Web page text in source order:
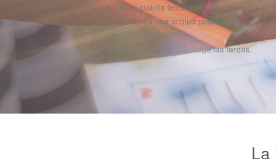
Limite cuánta televisión ve su hijo.
Mantenga una actitud positiva con
y el aprendizaje.
Verifique que su hijo haga las tareas.
La